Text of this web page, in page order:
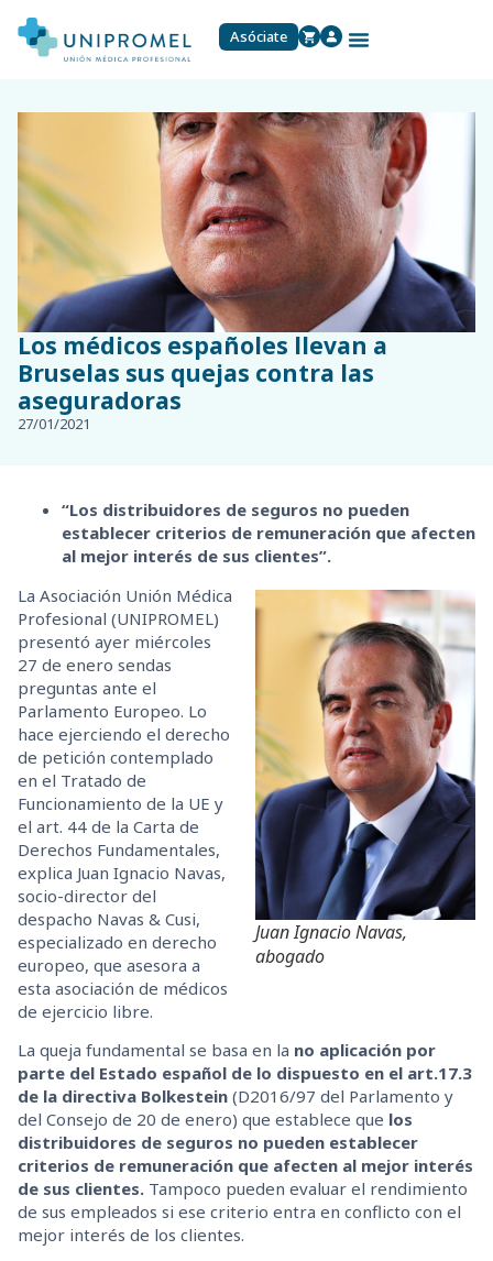
Asóciate
Los médicos españoles llevan a
Bruselas sus quejas contra las
aseguradoras
27/01/2021
“Los distribuidores de seguros no pueden
establecer criterios de remuneración que afecten
al mejor interés de sus clientes”.
Juan Ignacio Navas,
abogado
La Asociación Unión Médica
Profesional (UNIPROMEL)
presentó ayer miércoles
27 de enero sendas
preguntas ante el
Parlamento Europeo. Lo
hace ejerciendo el derecho
de petición contemplado
en el Tratado de
Funcionamiento de la UE y
el art. 44 de la Carta de
Derechos Fundamentales,
explica Juan Ignacio Navas,
socio-director del
despacho Navas & Cusi,
especializado en derecho
europeo, que asesora a
esta asociación de médicos
de ejercicio libre.
La queja fundamental se basa en la no aplicación por
parte del Estado español de lo dispuesto en el art.17.3
de la directiva Bolkestein (D2016/97 del Parlamento y
del Consejo de 20 de enero) que establece que los
distribuidores de seguros no pueden establecer
criterios de remuneración que afecten al mejor interés
de sus clientes. Tampoco pueden evaluar el rendimiento
de sus empleados si ese criterio entra en conflicto con el
mejor interés de los clientes.